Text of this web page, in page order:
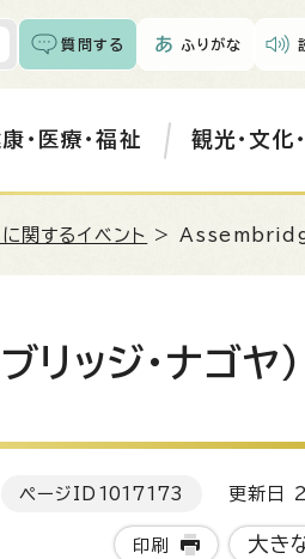
質問する ふりがな
・医療・福祉 観光・文化
関するイベント > Assembridge
ッジ・ナゴヤ）
ページID 1017173 更新日
印刷 大き